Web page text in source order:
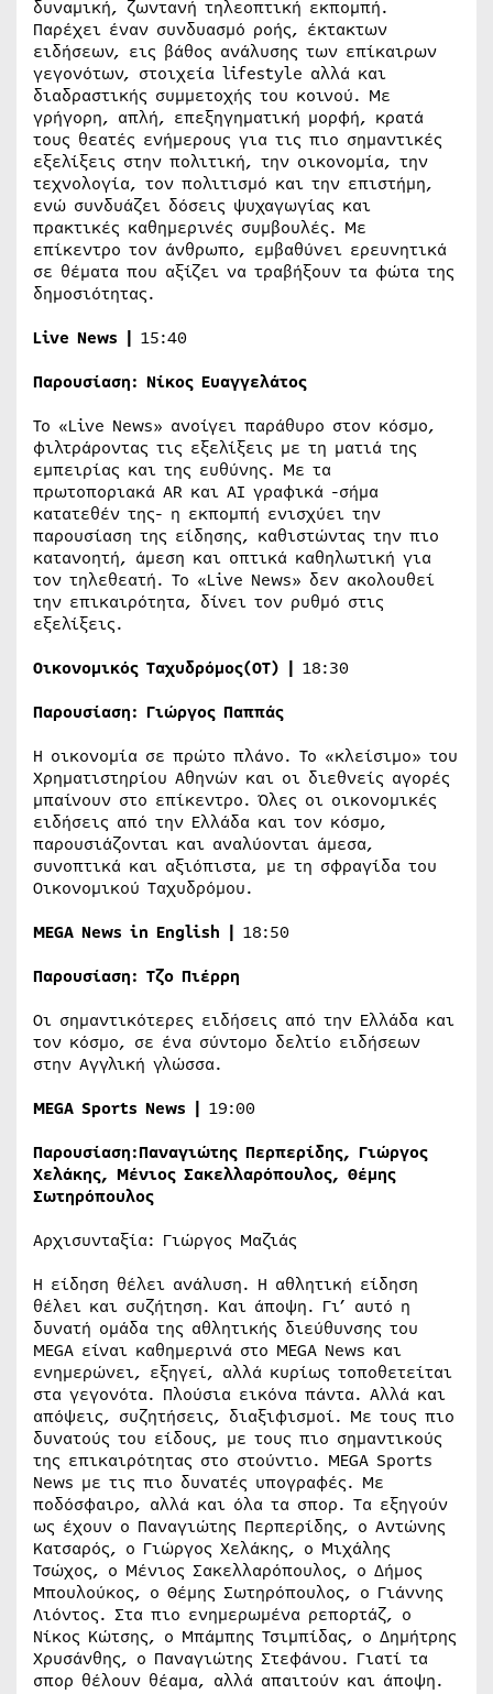
δυναμική, ζωντανή τηλεοπτική εκπομπή.
Παρέχει έναν συνδυασμό ροής, έκτακτων
ειδήσεων, εις βάθος ανάλυσης των επίκαιρων
γεγονότων, στοιχεία lifestyle αλλά και
διαδραστικής συμμετοχής του κοινού. Με
γρήγορη, απλή, επεξηγηματική μορφή, κρατά
τους θεατές ενήμερους για τις πιο σημαντικές
εξελίξεις στην πολιτική, την οικονομία, την
τεχνολογία, τον πολιτισμό και την επιστήμη,
ενώ συνδυάζει δόσεις ψυχαγωγίας και
πρακτικές καθημερινές συμβουλές. Με
επίκεντρο τον άνθρωπο, εμβαθύνει ερευνητικά
σε θέματα που αξίζει να τραβήξουν τα φώτα της
δημοσιότητας.
Live News | 15:40
Παρουσίαση: Νίκος Ευαγγελάτος
Το «Live News» ανοίγει παράθυρο στον κόσμο,
φιλτράροντας τις εξελίξεις με τη ματιά της
εμπειρίας και της ευθύνης. Με τα
πρωτοποριακά AR και AI γραφικά -σήμα
κατατεθέν της- η εκπομπή ενισχύει την
παρουσίαση της είδησης, καθιστώντας την πιο
κατανοητή, άμεση και οπτικά καθηλωτική για
τον τηλεθεατή. Το «Live News» δεν ακολουθεί
την επικαιρότητα, δίνει τον ρυθμό στις
εξελίξεις.
Οικονομικός Ταχυδρόμος(OT) | 18:30
Παρουσίαση: Γιώργος Παππάς
Η οικονομία σε πρώτο πλάνο. Το «κλείσιμο» του
Χρηματιστηρίου Αθηνών και οι διεθνείς αγορές
μπαίνουν στο επίκεντρο. Όλες οι οικονομικές
ειδήσεις από την Ελλάδα και τον κόσμο,
παρουσιάζονται και αναλύονται άμεσα,
συνοπτικά και αξιόπιστα, με τη σφραγίδα του
Οικονομικού Ταχυδρόμου.
MEGA News in English | 18:50
Παρουσίαση: Τζο Πιέρρη
Οι σημαντικότερες ειδήσεις από την Ελλάδα και
τον κόσμο, σε ένα σύντομο δελτίο ειδήσεων
στην Αγγλική γλώσσα.
MEGA Sports News | 19:00
Παρουσίαση:Παναγιώτης Περπερίδης, Γιώργος
Χελάκης, Μένιος Σακελλαρόπουλος, Θέμης
Σωτηρόπουλος
Αρχισυνταξία: Γιώργος Μαζιάς
Η είδηση θέλει ανάλυση. Η αθλητική είδηση
θέλει και συζήτηση. Και άποψη. Γι’ αυτό η
δυνατή ομάδα της αθλητικής διεύθυνσης του
MEGA είναι καθημερινά στο MEGA News και
ενημερώνει, εξηγεί, αλλά κυρίως τοποθετείται
στα γεγονότα. Πλούσια εικόνα πάντα. Αλλά και
απόψεις, συζητήσεις, διαξιφισμοί. Με τους πιο
δυνατούς του είδους, με τους πιο σημαντικούς
της επικαιρότητας στο στούντιο. MEGA Sports
News με τις πιο δυνατές υπογραφές. Με
ποδόσφαιρο, αλλά και όλα τα σπορ. Τα εξηγούν
ως έχουν ο Παναγιώτης Περπερίδης, ο Αντώνης
Κατσαρός, ο Γιώργος Χελάκης, ο Μιχάλης
Τσώχος, ο Μένιος Σακελλαρόπουλος, ο Δήμος
Μπουλούκος, ο Θέμης Σωτηρόπουλος, ο Γιάννης
Λιόντος. Στα πιο ενημερωμένα ρεπορτάζ, ο
Νίκος Κώτσης, ο Μπάμπης Τσιμπίδας, ο Δημήτρης
Χρυσάνθης, ο Παναγιώτης Στεφάνου. Γιατί τα
σπορ θέλουν θέαμα, αλλά απαιτούν και άποψη.